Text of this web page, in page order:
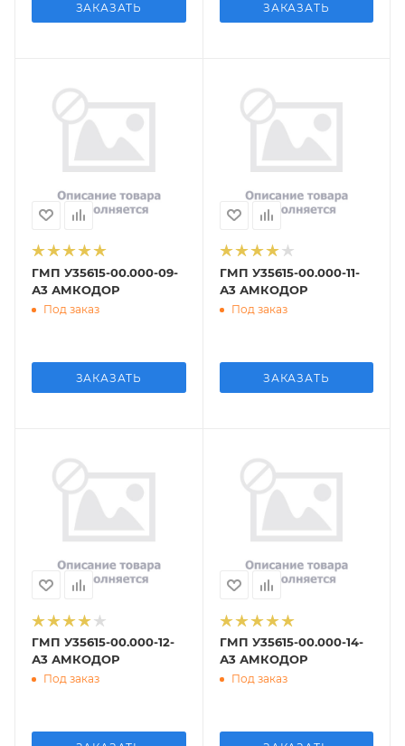
ЗАКАЗАТЬ ЗАКАЗАТЬ
ГМП У35615-00.000-09-
А3 АМКОДОР
Под заказ
ЗАКАЗАТЬ
ГМП У35615-00.000-11-
А3 АМКОДОР
Под заказ
ЗАКАЗАТЬ
ГМП У35615-00.000-12-
А3 АМКОДОР
Под заказ
ГМП У35615-00.000-14-
А3 АМКОДОР
Под заказ